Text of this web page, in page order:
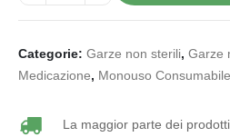
Categorie: Garze non sterili, Garze
Medicazione, Monouso Consumabile
La maggior parte dei